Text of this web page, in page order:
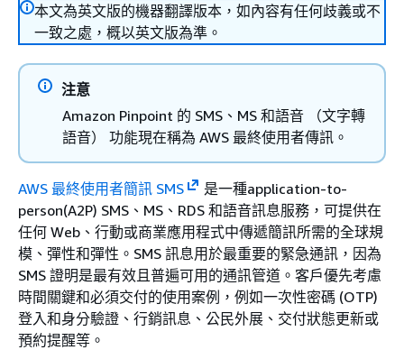
本文為英文版的機器翻譯版本，如內容有任何歧義或不
一致之處，概以英文版為準。
注意
Amazon Pinpoint 的 SMS、MS 和語音 （文字轉
語音） 功能現在稱為 AWS 最終使用者傳訊。
AWS 最終使用者簡訊 SMS
是一種application-to-
person(A2P) SMS、MS、RDS 和語音訊息服務，可提供在
任何 Web、行動或商業應用程式中傳遞簡訊所需的全球規
模、彈性和彈性。SMS 訊息用於最重要的緊急通訊，因為
SMS 證明是最有效且普遍可用的通訊管道。客戶優先考慮
時間關鍵和必須交付的使用案例，例如一次性密碼 (OTP)
登入和身分驗證、行銷訊息、公民外展、交付狀態更新或
預約提醒等。